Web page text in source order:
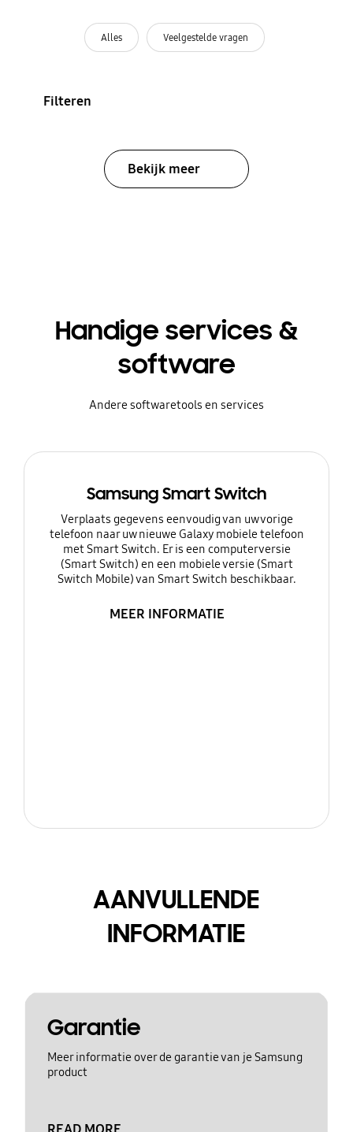
Alles Veelgestelde vragen
Filteren
Bekijk meer
Handige services &
software
Andere softwaretools en services
Samsung Smart Switch
Verplaats gegevens eenvoudig van uw vorige
telefoon naar uw nieuwe Galaxy mobiele telefoon
met Smart Switch. Er is een computerversie
(Smart Switch) en een mobiele versie (Smart
Switch Mobile) van Smart Switch beschikbaar.
MEER INFORMATIE
AANVULLENDE
INFORMATIE
Garantie
Meer informatie over de garantie van je Samsung
product